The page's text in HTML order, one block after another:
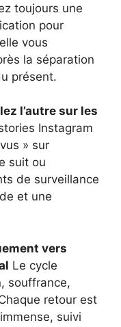
toujours une
pour
vous
la séparation
présent.
l’autre sur les
Instagram
» sur
suit ou
de surveillance
et une
vers
Le cycle
souffrance,
retour est
suivi